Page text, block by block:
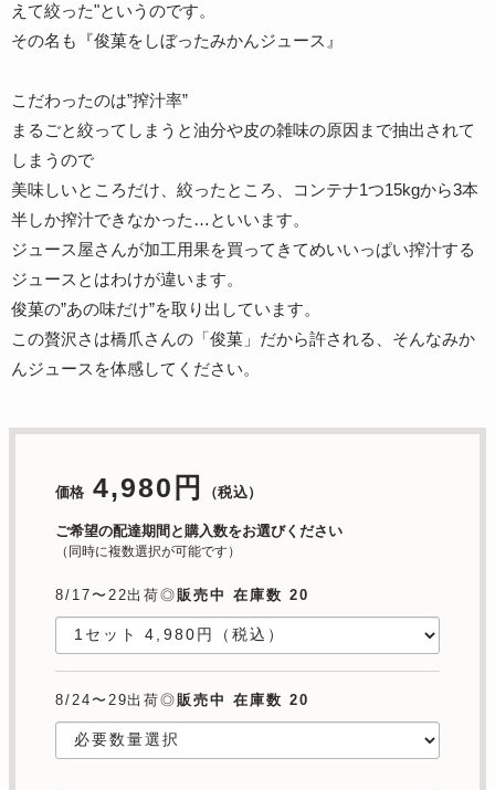
えて絞った"というのです。
その名も『俊菓をしぼったみかんジュース』
こだわったのは”搾汁率”
まるごと絞ってしまうと油分や皮の雑味の原因まで抽出されて
しまうので
美味しいところだけ、絞ったところ、コンテナ1つ15kgから3本
半しか搾汁できなかった…といいます。
ジュース屋さんが加工用果を買ってきてめいいっぱい搾汁する
ジュースとはわけが違います。
俊菓の”あの味だけ”を取り出しています。
この贅沢さは橋爪さんの「俊菓」だから許される、そんなみか
んジュースを体感してください。
価格 4,980円 （税込）
ご希望の配達期間と購入数をお選びください
（同時に複数選択が可能です）
8/17〜22出荷◎ 販売中 在庫数 20
8/24〜29出荷◎ 販売中 在庫数 20